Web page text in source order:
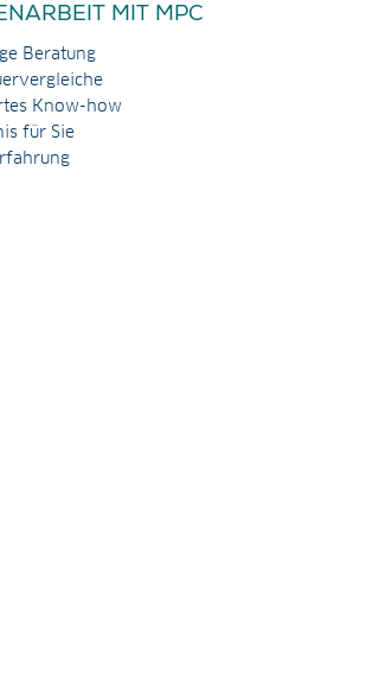
MIT MPC
Beratung
Know-how
für Sie